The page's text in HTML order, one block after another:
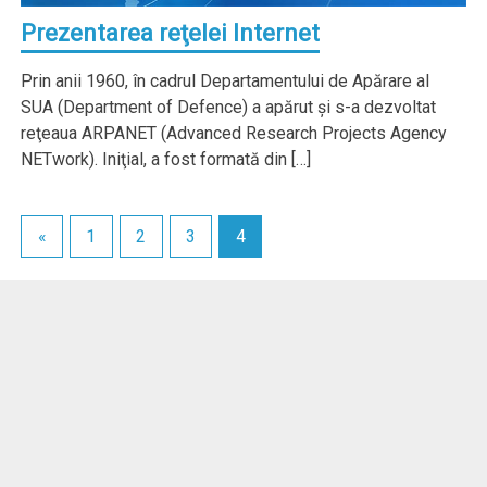
Prezentarea reţelei Internet
Prin anii 1960, în cadrul Departamentului de Apărare al
SUA (Department of Defence) a apărut şi s-a dezvoltat
reţeaua ARPANET (Advanced Research Projects Agency
NETwork). Iniţial, a fost formată din […]
« 1 2 3 4